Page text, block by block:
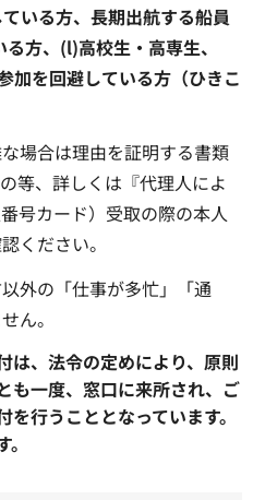
いる方、長期出航する船員
方、(l)高校生・高専生、
加を回避している方（ひきこ
場合は理由を証明する書類
等、詳しくは『代理人によ
号カード）受取の際の本人
ください。
外の「仕事が多忙」「通
ん。
は、法令の定めにより、原則
も一度、窓口に来所され、ご
行うこととなっています。